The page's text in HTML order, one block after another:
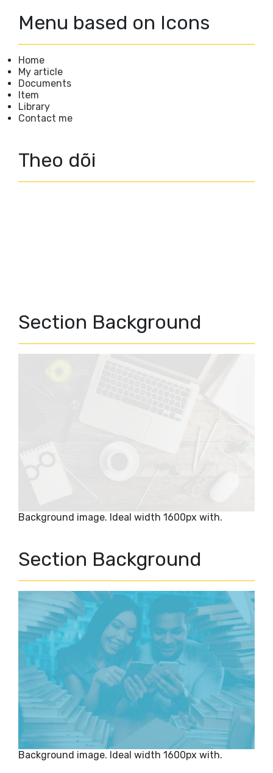
Menu based on Icons
Home
My article
Documents
Item
Library
Contact me
Theo dõi
Section Background
Background image. Ideal width 1600px with.
Section Background
Background image. Ideal width 1600px with.